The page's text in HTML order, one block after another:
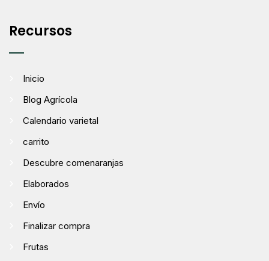
Recursos
Inicio
Blog Agrícola
Calendario varietal
carrito
Descubre comenaranjas
Elaborados
Envío
Finalizar compra
Frutas